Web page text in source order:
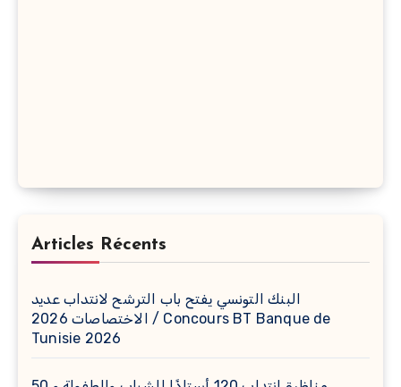
Articles Récents
البنك التونسي يفتح باب الترشح لانتداب عديد
الاختصاصات 2026 / Concours BT Banque de
Tunisie 2026